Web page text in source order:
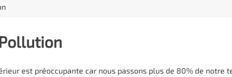
est préoccupante car nous passons plus de 80% de notre